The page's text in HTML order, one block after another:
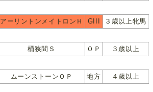
アーリントンメイトロンＨ GIII ３歳以上牝馬
桶狭間Ｓ ＯＰ ３歳以上
ムーンストーンＯＰ 地方 ４歳以上